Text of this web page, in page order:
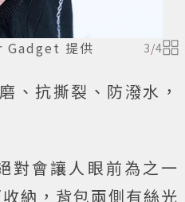
Gadget 提供 3/4
、抗撕裂、防潑水，
對會讓人眼前為之一
納，背包兩側有絲光